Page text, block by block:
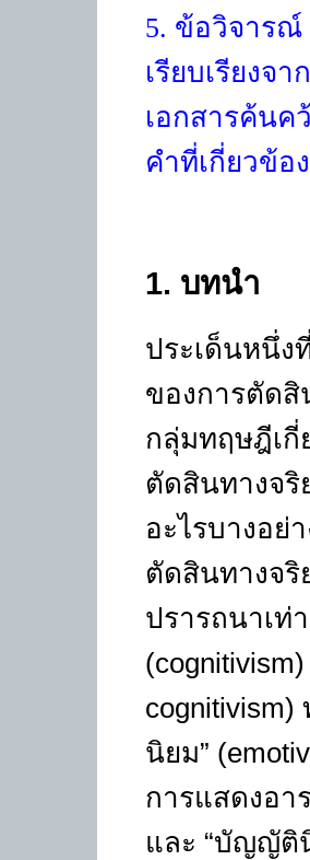
5. ข้อวิจารณ์
เรียบเรียงจาก
เอกสารค้นค
คำที่เกี่ยวข้อง
1. บทนำ
ประเด็นหนึ่ง
ของการตัดสิ
กลุ่มทฤษฎีเกี่
ตัดสินทางจริ
อะไรบางอย่
ตัดสินทางจริ
ปรารถนาเท่
(cognitivism)
cognitivism)
นิยม”
การแสดงอา
และ “บัญญัติ